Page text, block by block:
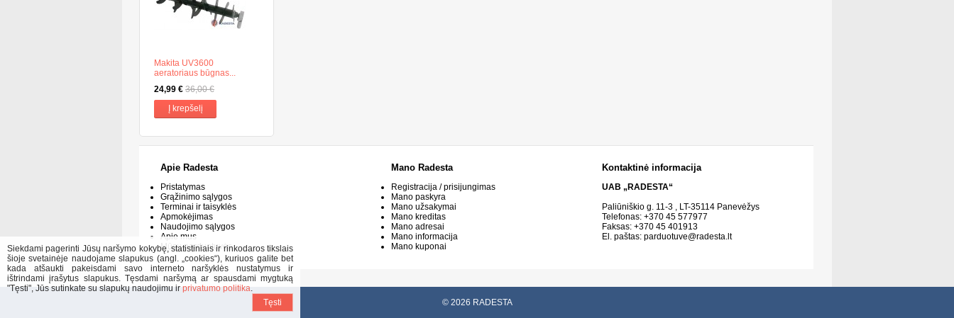
Makita UV3600
aeratoriaus būgnas...
24,99 € 36,00 €
Į krepšelį
Apie Radesta
Pristatymas
Grąžinimo sąlygos
Terminai ir taisyklės
Apmokėjimas
Naudojimo sąlygos
Apie mus
Mūsų parduotuvės
Mano Radesta
Registracija / prisijungimas
Mano paskyra
Mano užsakymai
Mano kreditas
Mano adresai
Mano informacija
Mano kuponai
Kontaktinė informacija
UAB „RADESTA“
Paliūniškio g. 11-3 , LT-35114 Panevėžys
Telefonas: +370 45 577977
Faksas: +370 45 401913
El. paštas: parduotuve@radesta.lt
© 2026 RADESTA
Siekdami pagerinti Jūsų naršymo kokybę, statistiniais ir rinkodaros tikslais
šioje svetainėje naudojame slapukus (angl. „cookies“), kuriuos galite bet
kada atšaukti pakeisdami savo interneto naršyklės nustatymus ir
ištrindami įrašytus slapukus. Tęsdami naršymą ar spausdami mygtuką
"Tęsti", Jūs sutinkate su slapukų naudojimu ir privatumo politika.
Tęsti